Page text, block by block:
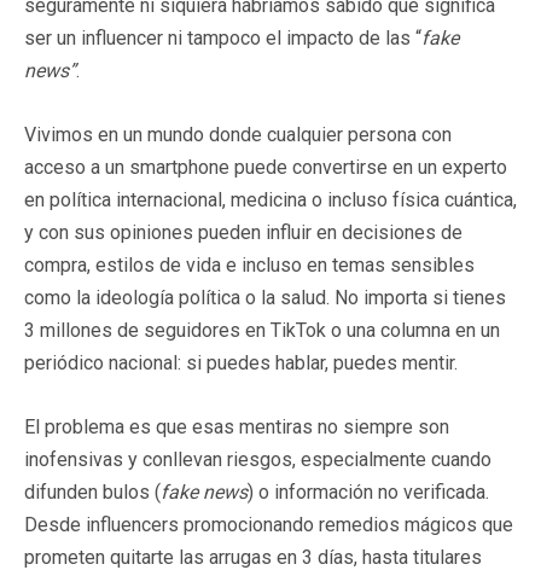
seguramente ni siquiera habríamos sabido qué significa
ser un influencer ni tampoco el impacto de las “fake
news”.
Vivimos en un mundo donde cualquier persona con
acceso a un smartphone puede convertirse en un experto
en política internacional, medicina o incluso física cuántica,
y con sus opiniones pueden influir en decisiones de
compra, estilos de vida e incluso en temas sensibles
como la ideología política o la salud. No importa si tienes
3 millones de seguidores en TikTok o una columna en un
periódico nacional: si puedes hablar, puedes mentir.
El problema es que esas mentiras no siempre son
inofensivas y conllevan riesgos, especialmente cuando
difunden bulos (fake news) o información no verificada.
Desde influencers promocionando remedios mágicos que
prometen quitarte las arrugas en 3 días, hasta titulares